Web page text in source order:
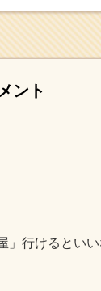
ント
」行けるといい